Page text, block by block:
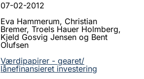
07-02-2012
Eva Hammerum, Christian
Bremer, Troels Hauer Holmberg,
Kjeld Gosvig Jensen og Bent
Olufsen
Værdipapirer - gearet/
lånefinansieret investering